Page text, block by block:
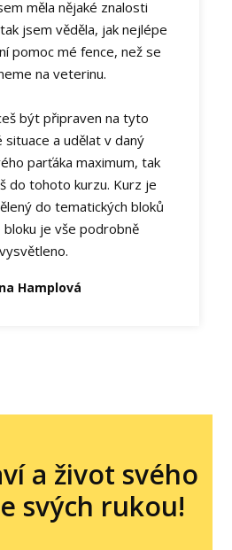
měla nějaké znalosti
jsem věděla, jak nejlépe
pomoc mé fence, než se
na veterinu.
být připraven na tyto
situace a udělat v daný
parťáka maximum, tak
do tohoto kurzu. Kurz je
do tematických bloků
bloku je vše podrobně
vysvětleno.
Hamplová
a život svého
svých rukou!